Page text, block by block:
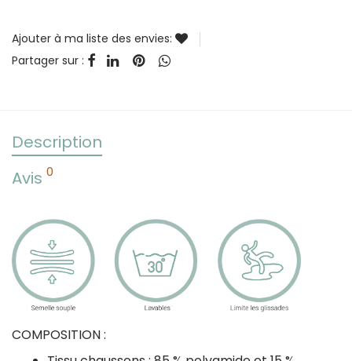
Ajouter à ma liste des envies:
Partager sur :
Description
Avis 0
COMPOSITION :